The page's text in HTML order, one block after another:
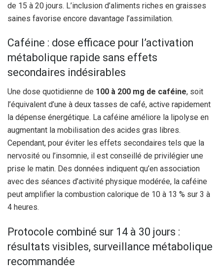
de 15 à 20 jours. L’inclusion d’aliments riches en graisses
saines favorise encore davantage l’assimilation.
Caféine : dose efficace pour l’activation
métabolique rapide sans effets
secondaires indésirables
Une dose quotidienne de 100 à 200 mg de caféine, soit
l’équivalent d’une à deux tasses de café, active rapidement
la dépense énergétique. La caféine améliore la lipolyse en
augmentant la mobilisation des acides gras libres.
Cependant, pour éviter les effets secondaires tels que la
nervosité ou l’insomnie, il est conseillé de privilégier une
prise le matin. Des données indiquent qu’en association
avec des séances d’activité physique modérée, la caféine
peut amplifier la combustion calorique de 10 à 13 % sur 3 à
4 heures.
Protocole combiné sur 14 à 30 jours :
résultats visibles, surveillance métabolique
recommandée